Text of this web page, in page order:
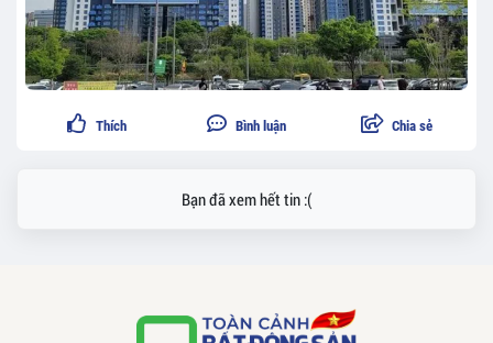
Thích Bình luận Chia sẻ
Bạn đã xem hết tin :(